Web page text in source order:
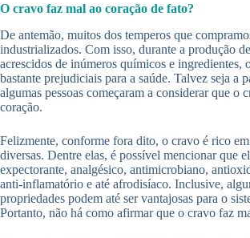
O cravo faz mal ao coração de fato?
De antemão, muitos dos temperos que
industrializados. Com isso, durante a produção
acrescidos de inúmeros químicos e ingredientes,
bastante prejudiciais para a saúde. Talvez seja a
algumas pessoas começaram a considerar que o
coração.
Felizmente, conforme fora dito, o cravo é rico
diversas. Dentre elas, é possível mencionar que
expectorante, analgésico, antimicrobiano,
anti-inflamatório e até afrodisíaco. Inclusive,
propriedades podem até ser vantajosas para o
Portanto, não há como afirmar que o cravo faz